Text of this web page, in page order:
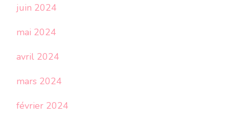
juin 2024
mai 2024
avril 2024
mars 2024
février 2024